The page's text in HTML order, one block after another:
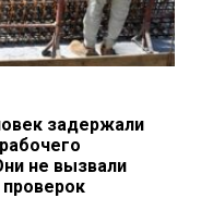
задержали
не вызвали